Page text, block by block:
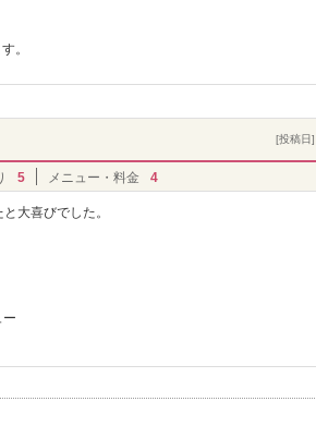
。
[投稿日
5 メニュー・料金 4
大喜びでした。
ー